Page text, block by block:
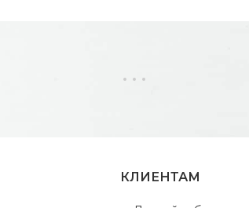
КЛИЕНТАМ